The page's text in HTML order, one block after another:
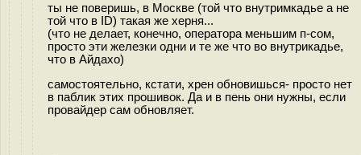
ты не поверишь, в Москве (той что внутримкадье а не
той что в ID) такая же херня...
(что не делает, конечно, оператора меньшим п-сом,
просто эти железки одни и те же что во внутрикадье,
что в Айдахо)
самостоятельно, кстати, хрен обновишься- просто нет
в паблик этих прошивок. Да и в пень они нужны, если
провайдер сам обновляет.